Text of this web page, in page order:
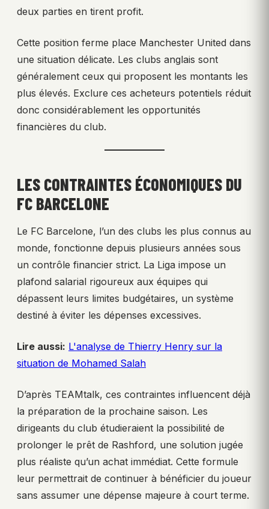
deux parties en tirent profit.
Cette position ferme place Manchester United dans
une situation délicate. Les clubs anglais sont
généralement ceux qui proposent les montants les
plus élevés. Exclure ces acheteurs potentiels réduit
donc considérablement les opportunités
financières du club.
LES CONTRAINTES ÉCONOMIQUES DU
FC BARCELONE
Le FC Barcelone, l’un des clubs les plus connus au
monde, fonctionne depuis plusieurs années sous
un contrôle financier strict. La Liga impose un
plafond salarial rigoureux aux équipes qui
dépassent leurs limites budgétaires, un système
destiné à éviter les dépenses excessives.
Lire aussi: L'analyse de Thierry Henry sur la
situation de Mohamed Salah
D’après TEAMtalk, ces contraintes influencent déjà
la préparation de la prochaine saison. Les
dirigeants du club étudieraient la possibilité de
prolonger le prêt de Rashford, une solution jugée
plus réaliste qu’un achat immédiat. Cette formule
leur permettrait de continuer à bénéficier du joueur
sans assumer une dépense majeure à court terme.